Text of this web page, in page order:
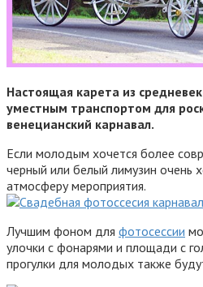
Настоящая карета из
уместным транспортом для
венецианский карнавал.
Если молодым хочется более
черный или белый лимузин очень
атмосферу мероприятия.
Лучшим фоном для фотосессии
улочки с фонарями и площади с
прогулки для молодых также